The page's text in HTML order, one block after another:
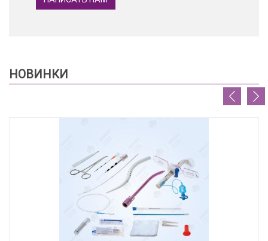
НОВИНКИ